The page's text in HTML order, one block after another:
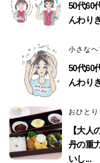
50代60
んわり
小さな
50代60
んわり
おひと
【大人
丹の重
いし...